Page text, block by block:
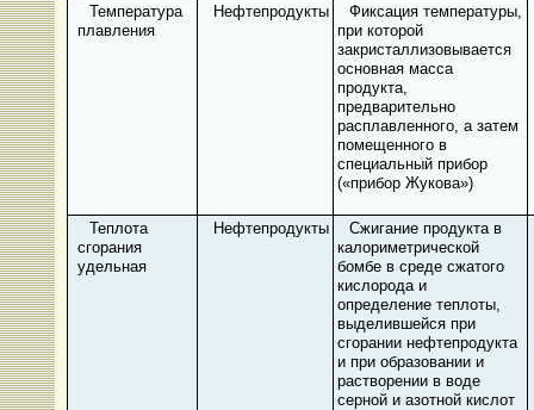
Температура
плавления
Нефтепродукты
Фиксация температуры,
при которой
закристаллизовывается
основная масса
продукта,
предварительно
расплавленного, а затем
помещенного в
специальный прибор
(«прибор Жукова»)
Теплота
сгорания
удельная
Нефтепродукты
Сжигание продукта в
калориметрической
бомбе в среде сжатого
кислорода и
определение теплоты,
выделившейся при
сгорании нефтепродукта
и при обра­зовании и
растворении в воде
серной и азотной кислот